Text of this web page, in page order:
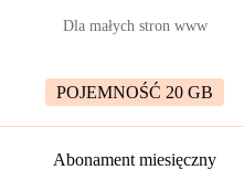
Dla małych stron www
POJEMNOŚĆ 20 GB
Abonament miesięczny